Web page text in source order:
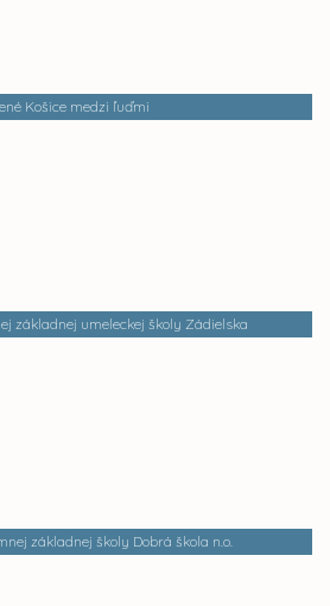
Košice medzi ľuďmi
základnej umeleckej školy Zádielska
základnej školy Dobrá škola n.o.